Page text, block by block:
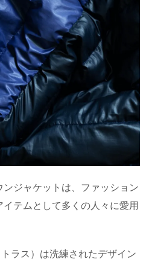
ジャケットは、ファッション
テムとして多くの人々に愛用
ラス）は洗練されたデザイン